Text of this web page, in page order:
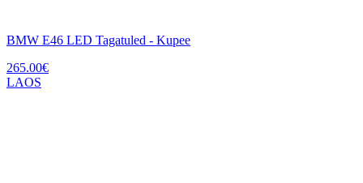
BMW E46 LED Tagatuled - Kupee
265.00€
LAOS